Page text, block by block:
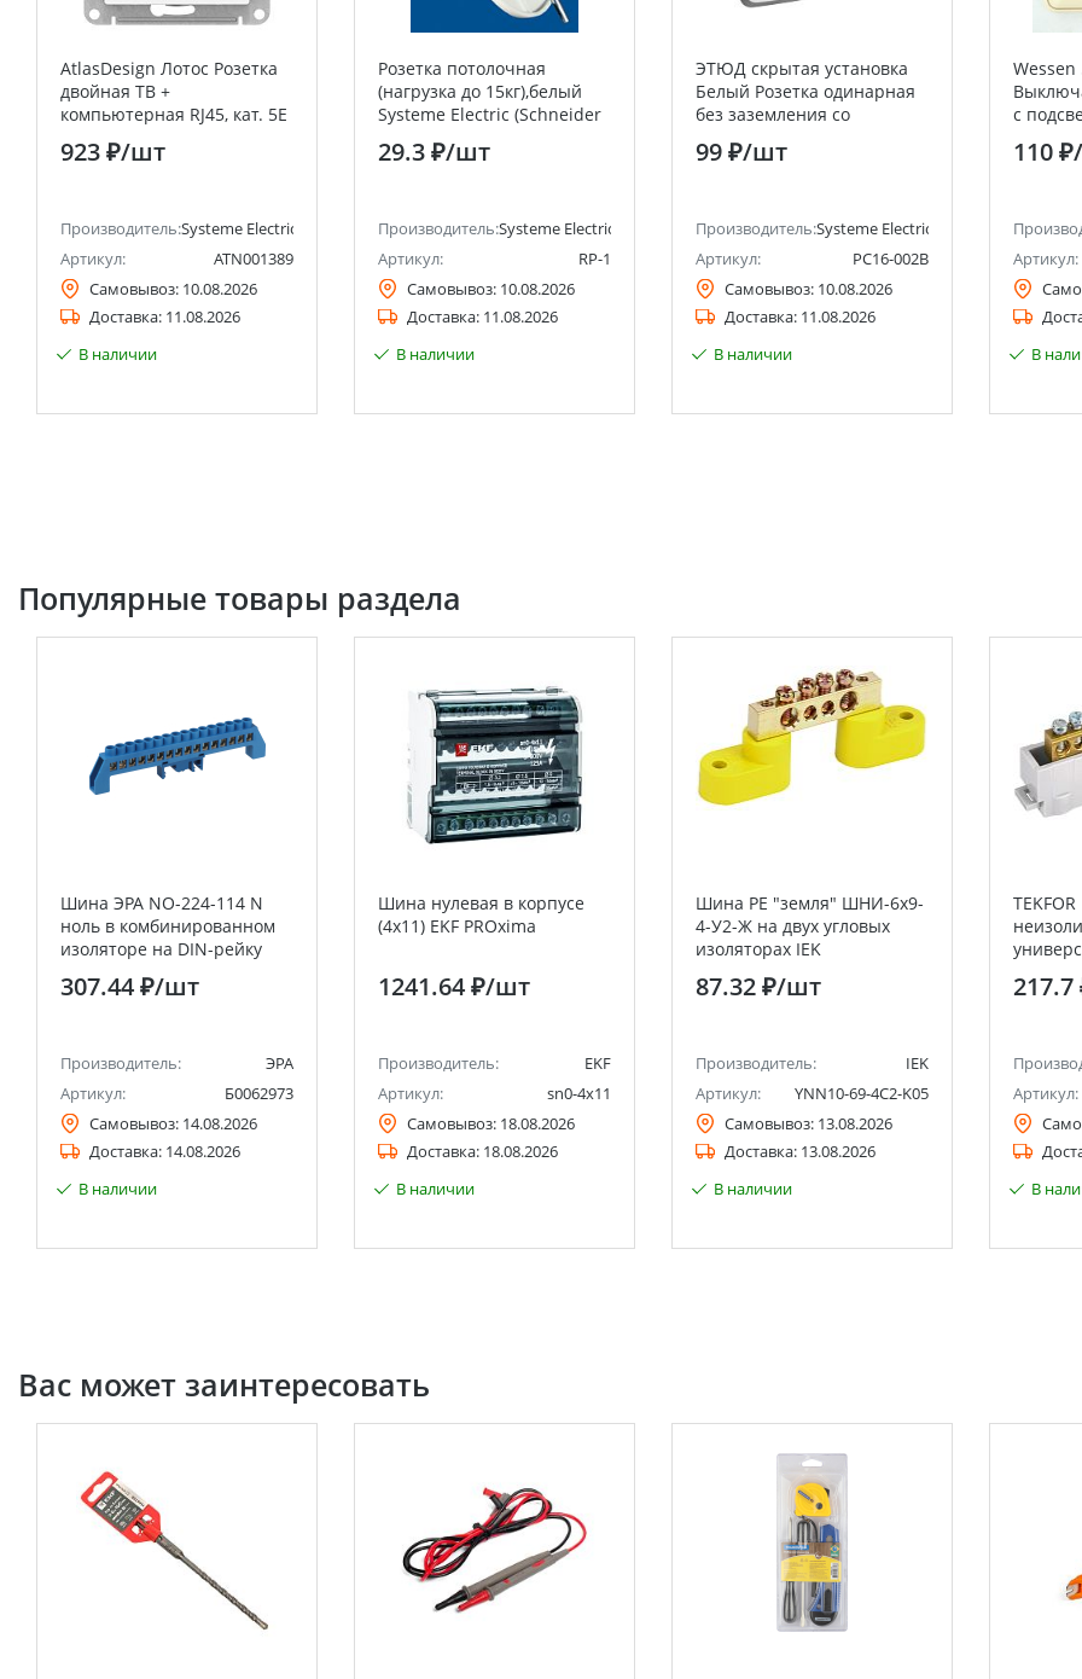
Schneider Electric)
AtlasDesign Лотос Розетка
двойная ТВ +
компьютерная RJ45, кат. 5Е
Systeme Electric (Schneider
Electric)
923 ₽/шт
Производитель:Systeme Electric (ранее Schneider Electric)
Артикул:
ATN001389
Самовывоз: 10.08.2026
Доставка: 11.08.2026
В наличии
Розетка потолочная
(нагрузка до 15кг),белый
Systeme Electric (Schneider
Electric)
29.3 ₽/шт
Производитель:Systeme Electric (ранее Schneider Electric)
Артикул:
RP-1
Самовывоз: 10.08.2026
Доставка: 11.08.2026
В наличии
ЭТЮД скрытая установка
Белый Розетка одинарная
без заземления со
шторками Systeme Electric
(Schneider Electric)
99 ₽/шт
Производитель:Systeme Electric (ранее Schneider
Артикул:
PC16-002B
Самовывоз: 10.08.2026
Доставка: 11.08.2026
В наличии
Wessen
с
Electric)
110 ₽
Артикул:
В
Популярные товары раздела
Шина ЭРА NO-224-114 N
ноль в комбинированном
изоляторе на DIN-рейку
ШНИ-8х12-16-Д-синий
307.44 ₽/шт
Производитель:
ЭРА
Артикул:
Б0062973
Самовывоз: 14.08.2026
Доставка: 14.08.2026
В наличии
Шина нулевая в корпусе
(4х11) EKF PROxima
1241.64 ₽/шт
Производитель:
EKF
Артикул:
sn0-4x11
Самовывоз: 18.08.2026
Доставка: 18.08.2026
В наличии
Шина PE "земля" ШНИ-6х9-
4-У2-Ж на двух угловых
изоляторах IEK
87.32 ₽/шт
Производитель:
IEK
Артикул:
YNN10-69-4C2-K05
Самовывоз: 13.08.2026
Доставка: 13.08.2026
В наличии
217.7
Артикул:
В
Вас может заинтересовать